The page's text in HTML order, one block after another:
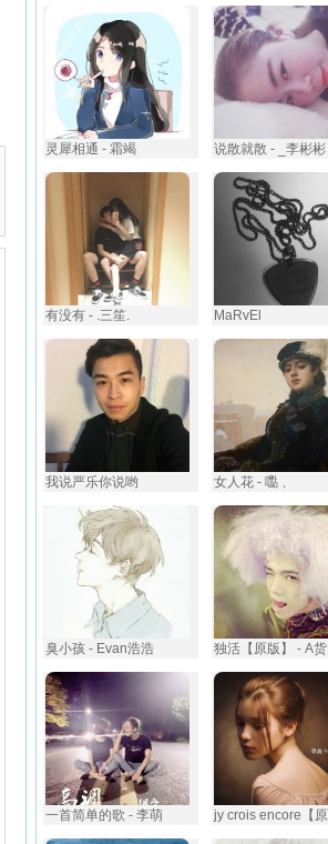
灵犀相通 - 霜竭 说散就散 - _李彬彬
有没有 - .三笙. MaRvEl
我说严乐你说哟 女人花 - 嚸 、
臭小孩 - Evan浩浩 独活【原版】 - A货
一首简单的歌 - 李萌 jy crois encore【原